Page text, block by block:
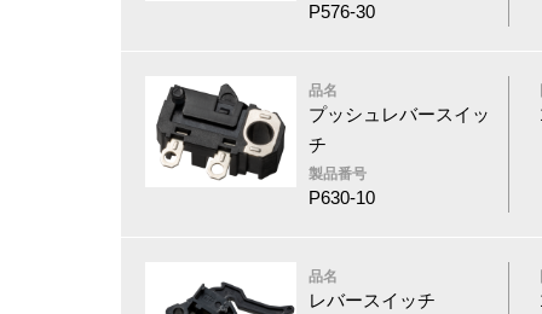
P576-30
品名
プッシュレバースイッ
チ
製品番号
P630-10
品名
レバースイッチ